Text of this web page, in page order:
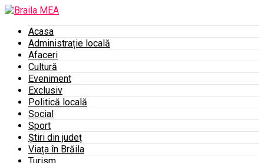
Acasa
Administrație locală
Afaceri
Cultură
Eveniment
Exclusiv
Politică locală
Social
Sport
Știri din județ
Viața în Brăila